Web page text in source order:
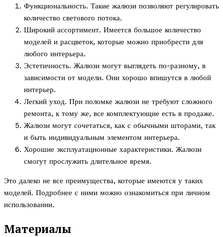
Функциональность. Такие жалюзи позволяют регулировать
количество светового потока.
Широкий ассортимент. Имеется большое количество
моделей и расцветок, которые можно приобрести для
любого интерьера.
Эстетичность. Жалюзи могут выглядеть по-разному, в
зависимости от модели. Они хорошо впишутся в любой
интерьер.
Легкий уход. При поломке жалюзи не требуют сложного
ремонта, к тому же, все комплектующие есть в продаже.
Жалюзи могут сочетаться, как с обычными шторами, так
и быть индивидуальным элементом интерьера.
Хорошие эксплуатационные характеристики. Жалюзи
смогут прослужить длительное время.
Это далеко не все преимущества, которые имеются у таких
моделей. Подробнее с ними можно ознакомиться при личном
использовании.
Материалы